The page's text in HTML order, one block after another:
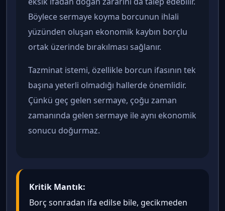
Böylece sermaye koyma borcunun ihlali
yüzünden oluşan ekonomik kaybın borçlu
ortak üzerinde bırakılması sağlanır.
Tazminat istemi, özellikle borcun ifasının tek
başına yeterli olmadığı hallerde önemlidir.
Çünkü geç gelen sermaye, çoğu zaman
zamanında gelen sermaye ile aynı ekonomik
sonucu doğurmaz.
Kritik Mantık:
Borç sonradan ifa edilse bile, gecikmeden